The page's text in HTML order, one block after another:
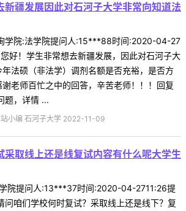
新疆发展因此对石河子大学非常向知道法
学院:法学院提问人:15***88时间:2020-04-27
好！学生非常想去新疆发展，因此对石河子大
法硕（非法学）调剂名额是否充裕，是否方
老师百忙之中的回答，辛苦老师！！！回复
题，详情 ...
小编 石河子大学 2022-11-09
采取线上还是线复试内容有什么呢大学生
院提问人:13***37时间:2020-04-2711:26提
问咱们学校何时复试？采取线上还是线下？复